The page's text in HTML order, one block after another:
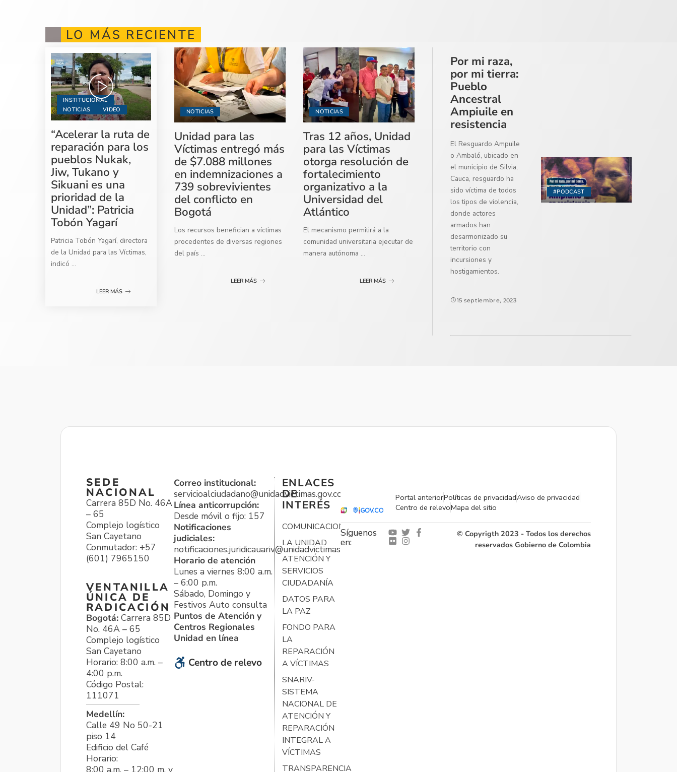
LO MÁS RECIENTE
INSTITUCIONAL
NOTICIAS
VIDEO
“Acelerar la ruta de
reparación para los
pueblos Nukak,
Jiw, Tukano y
Sikuani es una
prioridad de la
Unidad”: Patricia
Tobón Yagarí
Patricia Tobón Yagarí, directora
de la Unidad para las Víctimas,
indicó ...
LEER MÁS
NOTICIAS
Unidad para las
Víctimas entregó más
de $7.088 millones
en indemnizaciones a
739 sobrevivientes
del conflicto en
Bogotá
Los recursos benefician a víctimas
procedentes de diversas regiones
del país ...
LEER MÁS
NOTICIAS
Tras 12 años, Unidad
para las Víctimas
otorga resolución de
fortalecimiento
organizativo a la
Universidad del
Atlántico
El mecanismo permitirá a la
comunidad universitaria ejecutar de
manera autónoma ...
LEER MÁS
#PODCAST
Por mi raza,
por mi tierra:
Pueblo
Ancestral
Ampiuile en
resistencia
El Resguardo Ampuile
o Ambaló, ubicado en
el municipio de Silvia,
Cauca, resguardo ha
sido víctima de todos
los tipos de violencia,
donde actores
armados han
desarmonizado su
territorio con
incursiones y
hostigamientos.
15 septiembre, 2023
SEDE
NACIONAL
Carrera 85D No. 46A
– 65
Complejo logístico
San Cayetano
Conmutador: +57
(601) 7965150
VENTANILLA
ÚNICA DE
RADICACIÓN
Bogotá: Carrera 85D
No. 46A – 65
Complejo logístico
San Cayetano
Horario: 8:00 a.m. –
4:00 p.m.
Código Postal:
111071
Medellín:
Calle 49 No 50-21
piso 14
Edificio del Café
Horario:
8:00 a.m. – 12:00 m. y
Correo institucional:
servicioalciudadano@unidadvictimas.gov.co
Línea anticorrupción:
Desde móvil o fijo: 157
Notificaciones
judiciales:
notificaciones.juridicauariv@unidadvictimas.gov.co
Horario de atención
Lunes a viernes 8:00 a.m.
– 6:00 p.m.
Sábado, Domingo y
Festivos Auto consulta
Puntos de Atención y
Centros Regionales
Unidad en línea
Centro de relevo
ENLACES
DE
INTERÉS
COMUNICACIONES
LA UNIDAD
ATENCIÓN Y
SERVICIOS
CIUDADANÍA
DATOS PARA
LA PAZ
FONDO PARA
LA
REPARACIÓN
A VÍCTIMAS
SNARIV-
SISTEMA
NACIONAL DE
ATENCIÓN Y
REPARACIÓN
INTEGRAL A
VÍCTIMAS
TRANSPARENCIA
Portal anteriorPolíticas de privacidadAviso de privacidad
Centro de relevoMapa del sitio
Síguenos
en:
© Copyrigth 2023 - Todos los derechos
reservados Gobierno de Colombia